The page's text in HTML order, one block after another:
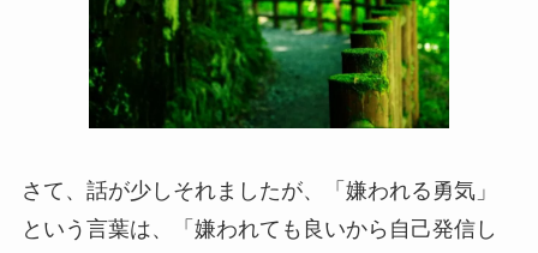
さて、話が少しそれましたが、「嫌われる勇気」
という言葉は、「嫌われても良いから自己発信し